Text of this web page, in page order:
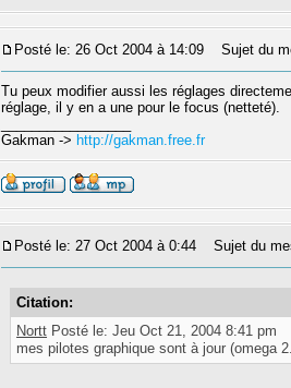
Posté le: 26 Oct 2004 à 14:09 Sujet du
Tu peux modifier aussi les réglages
réglage, il y en a une pour le focus (netteté).
Gakman -> http://gakman.free.fr
Posté le: 27 Oct 2004 à 0:44 Sujet du
Citation:
Nortt Posté le: Jeu Oct 21, 2004 8:41 pm
mes pilotes graphique sont à jour (omega